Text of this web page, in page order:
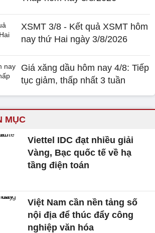
XSMT 3/8 - Kết quả XSMT hôm
nay thứ Hai ngày 3/8/2026
Giá xăng dầu hôm nay 4/8: Tiếp
tục giảm, thấp nhất 3 tuần
MỤC
Viettel IDC đạt nhiều giải
Vàng, Bạc quốc tế về hạ
tầng điện toán
Việt Nam cần nền tảng số
nội địa để thúc đẩy công
nghiệp văn hóa